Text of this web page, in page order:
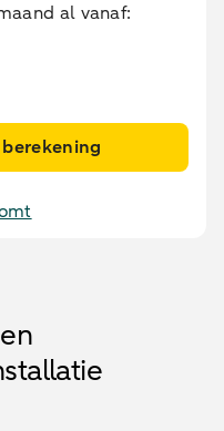
al vanaf: